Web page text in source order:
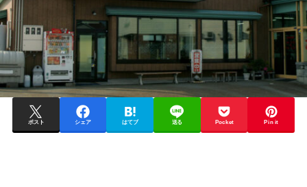
ポスト シェア はてブ 送る Pocket Pin it